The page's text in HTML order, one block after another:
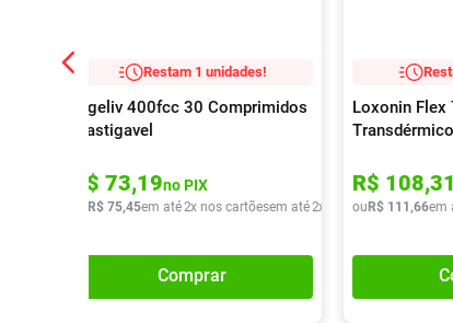
Restam 1 unidades!
Digeliv 400fcc 30 Comprimidos
Mastigavel
R$ 73,19no PIX
R$ 75,45em até2x nos cartõesem até2x de R$ 37,72
Comprar
Loxonin Flex
R$ 108,
ou R$ 111 ,66em